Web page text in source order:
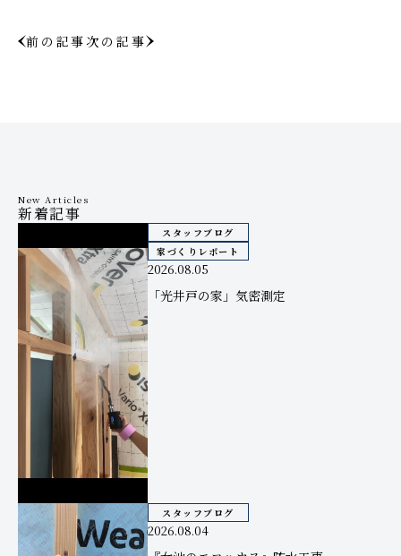
前の記事次の記事
New Articles
新着記事
スタッフブログ
家づくりレポート
2026.08.05
「光井戸の家」気密測定
スタッフブログ
2026.08.04